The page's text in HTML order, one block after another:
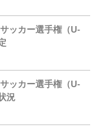
ッカー選手権（U-
ッカー選手権（U-
況